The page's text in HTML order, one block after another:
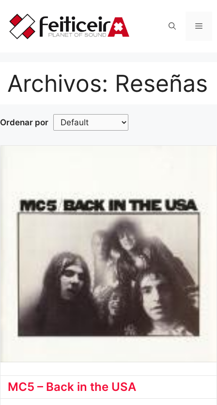
contenido
Archivos: Reseñas
Ordenar por
MC5 – Back in the USA